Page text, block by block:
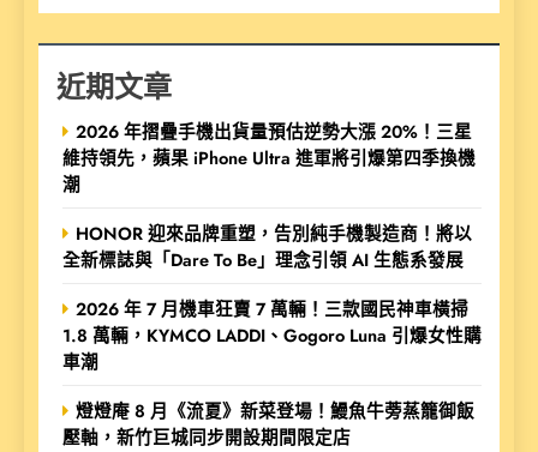
近期文章
2026 年摺疊手機出貨量預估逆勢大漲 20%！三星
維持領先，蘋果 iPhone Ultra 進軍將引爆第四季換機
潮
HONOR 迎來品牌重塑，告別純手機製造商！將以
全新標誌與「Dare To Be」理念引領 AI 生態系發展
2026 年 7 月機車狂賣 7 萬輛！三款國民神車橫掃
1.8 萬輛，KYMCO LADDI、Gogoro Luna 引爆女性購
車潮
燈燈庵 8 月《流夏》新菜登場！鰻魚牛蒡蒸籠御飯
壓軸，新竹巨城同步開設期間限定店